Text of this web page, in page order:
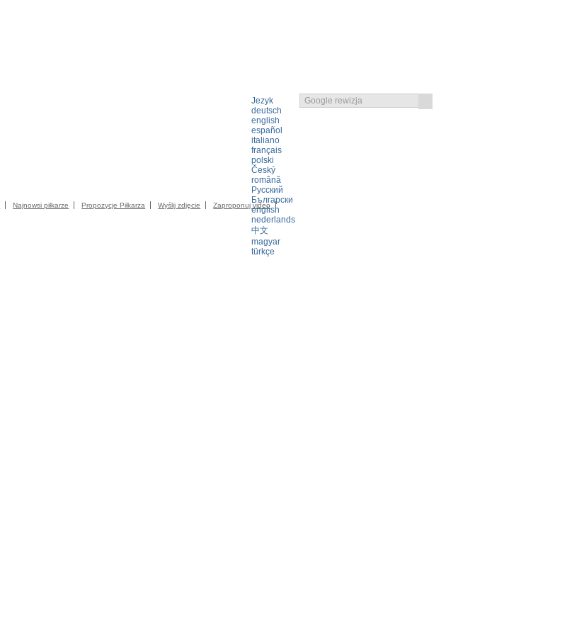
Jezyk
deutsch
english
español
italiano
français
polski
Český
română
Русский
Български
english
nederlands
中文
magyar
türkçe
OGOLNE WARUNKI UMOWY
Najnowsi piłkarze Propozycje Piłkarza Wyślij zdjęcie
Zaproponuj video